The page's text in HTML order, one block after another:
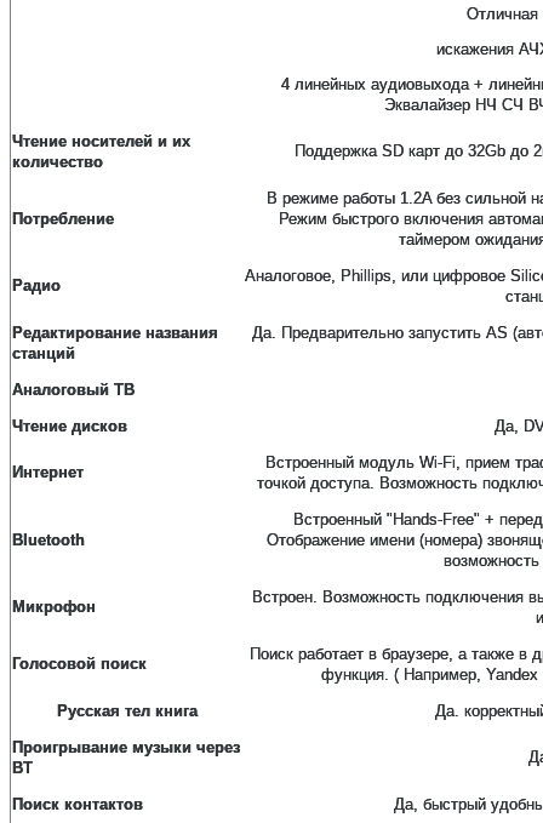
Отличная
искажения
4 линейных аудиовыхода +
Эквалайзер НЧ СЧ
Чтение носителей и их
количество
Поддержка SD карт до 32Gb до
Потребление
В режиме работы 1.2A без сильной
Режим быстрого включения
таймером
Радио
Аналоговое, Phillips, или цифровое
Редактирование названия
станций
Да. Предварительно запустить AS
Аналоговый ТВ
Чтение дисков
Да,
Интернет
Встроенный модуль Wi-Fi, прием
точкой доступа. Возможность
Bluetooth
Встроенный "Hands-Free" +
Отображение имени (номера)
возможность
Микрофон
Встроен. Возможность подключения
Голосовой поиск
Поиск работает в браузере, а также в
функция. ( Например, Yandex
Русская тел книга
Да.
Проигрывание музыки через
BT
Поиск контактов
Да, быстрый